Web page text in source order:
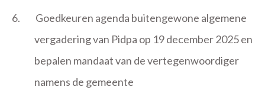
6.
Goedkeuren agenda buitengewone algemene
vergadering van Pidpa op 19 december 2025 en
bepalen mandaat van de vertegenwoordiger
namens de gemeente